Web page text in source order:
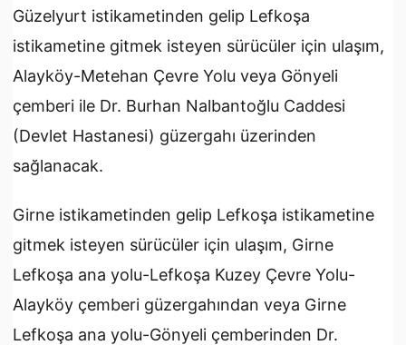
Güzelyurt istikametinden gelip Lefkoşa
istikametine gitmek isteyen sürücüler için ulaşım,
Alayköy-Metehan Çevre Yolu veya Gönyeli
çemberi ile Dr. Burhan Nalbantoğlu Caddesi
(Devlet Hastanesi) güzergahı üzerinden
sağlanacak.
Girne istikametinden gelip Lefkoşa istikametine
gitmek isteyen sürücüler için ulaşım, Girne
Lefkoşa ana yolu-Lefkoşa Kuzey Çevre Yolu-
Alayköy çemberi güzergahından veya Girne
Lefkoşa ana yolu-Gönyeli çemberinden Dr.